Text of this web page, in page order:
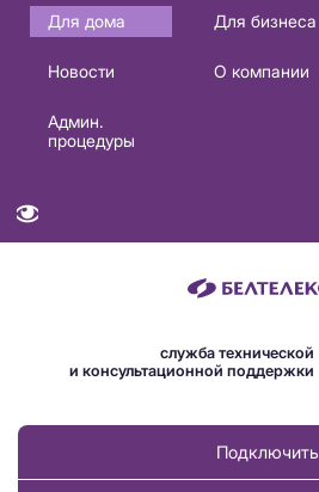
Основная
навигация
Для дома Для бизнеса
Новости
О компании
Админ.
процедуры
служба технической
и консультационной поддержки
Подключить